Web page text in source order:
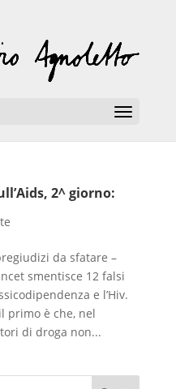
2^ giorno:
da sfatare –
smentisce 12 falsi
e l’Hiv.
primo è che, nel
di droga non...